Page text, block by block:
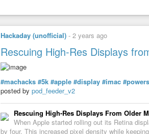
assign [app_id="Mattermost"] $ws4
exec foot --server
exec /usr/local/bin/swayosd-server
exec udiskie -a --tray
# Apps
exec_always librewolf
exec_always evolution
exec_always flatpak run
exec_always mattermost-desktop
Hackaday (unofficial) - 2 years ago
Rescuing High-Res Displays
#machacks #5k #apple #display #imac
posted by pod_feeder_v2
Rescuing High-Res Displays From Older
When Apple started rolling out its Retina
by four. This increased pixel density while